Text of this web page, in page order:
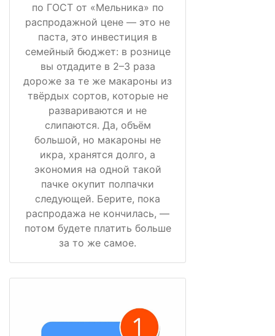
по ГОСТ от «Мельника» по
распродажной цене — это не
паста, это инвестиция в
семейный бюджет: в рознице
вы отдадите в 2–3 раза
дороже за те же макароны из
твёрдых сортов, которые не
развариваются и не
слипаются. Да, объём
большой, но макароны не
икра, хранятся долго, а
экономия на одной такой
пачке окупит полпачки
следующей. Берите, пока
распродажа не кончилась, —
потом будете платить больше
за то же самое.